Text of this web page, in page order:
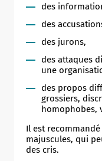
des
des
des jurons,
des attaques
une
des propos
grossiers,
homophobes,
Il est
majuscules, qui
des cris.